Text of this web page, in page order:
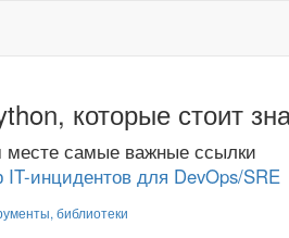
которые стоит
самые важные ссылки
IT-инцидентов для DevOps/SRE
библиотеки